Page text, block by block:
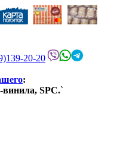
20-20
:
винила, SPC.`